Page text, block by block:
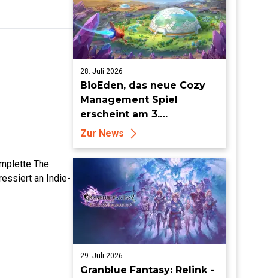
The
an Indie-
28. Juli 2026
BioEden, das neue Cozy
Management Spiel
erscheint am 3.
September für PS5, Xbox
Series, Nintendo Switch 2
und Steam
Zur News
29. Juli 2026
Granblue Fantasy: Relink -